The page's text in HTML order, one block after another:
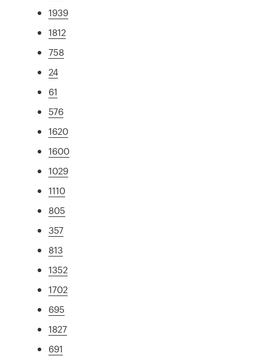
1939
1812
758
24
61
576
1620
1600
1029
1110
805
357
813
1352
1702
695
1827
691